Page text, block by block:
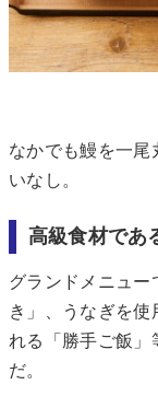
なかでも鰻を一尾
いなし。
高級食材であ
グランドメニュー
き」、うなぎを
れる「勝手ご飯」
だ。